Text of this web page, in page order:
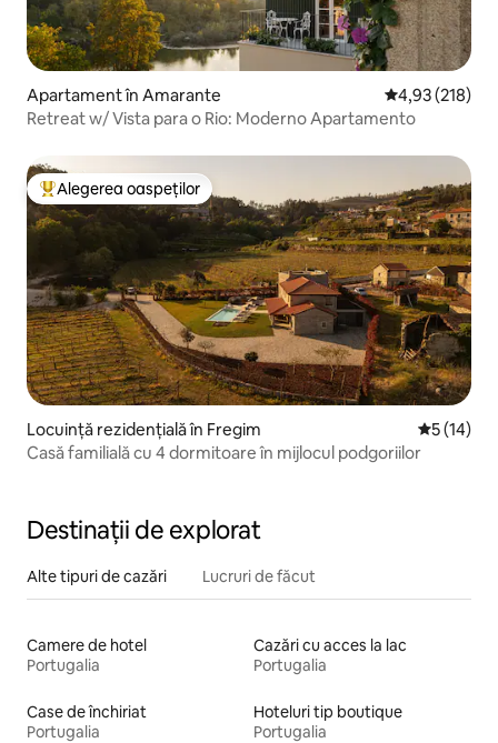
Apartament în Amarante Scor mediu de
4,93 (218)
Retreat w/ Vista para o Rio: Moderno Apartamento
Locuință din topul categoriei Alegerea oaspeților
Alegerea oaspeților
Locuință rezidențială în Fregim Scor
5 (14)
Casă familială cu 4 dormitoare în mijlocul podgoriilor
Destinații de explorat
Alte tipuri de cazări Lucruri de făcut
Camere de hotel
Portugalia
Cazări cu acces la lac
Portugalia
Case de închiriat
Portugalia
Hoteluri tip boutique
Portugalia